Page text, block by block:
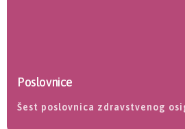
Poslovnice
Šest poslovnica zdravstvenog